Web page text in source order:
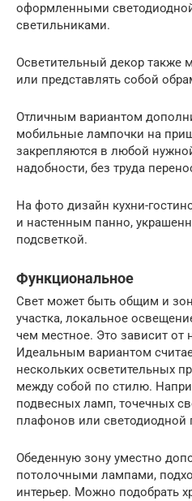
оформленными
светильниками.
Осветительный декор также
или представлять собой
Отличным вариантом
мобильные лампочки на
закрепляются в любой
надобности, без труда
На фото дизайн кухни-
и настенным панно,
подсветкой.
Функциональное
Свет может быть общим и
участка, локальное
чем местное. Это зависит от
Идеальным вариантом
нескольких осветительных
между собой по стилю.
подвесных ламп, точечных
плафонов или светодиодной
Обеденную зону уместно
потолочными лампами,
интерьер. Можно подобрать